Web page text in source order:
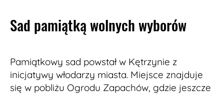
Sad pamiątką wolnych wyborów
Pamiątkowy sad powstał w Kętrzynie z
inicjatywy włodarzy miasta. Miejsce znajduje
się w pobliżu Ogrodu Zapachów, gdzie jeszcze